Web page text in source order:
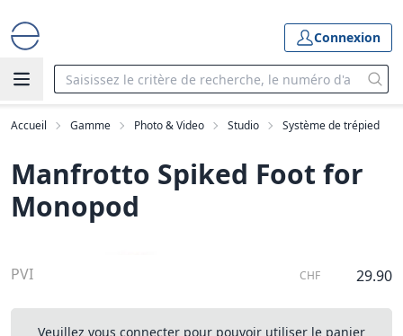
Connexion
Accueil Gamme Photo & Video Studio Système de trépied
Manfrotto Spiked Foot for
Monopod
PVI CHF 29.90
Veuillez vous connecter pour pouvoir utiliser le panier